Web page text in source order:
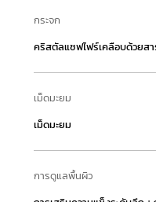
กระจก
คริสตัลแซฟไฟร์เคลือบด้วยส
เม็ดมะยม
เม็ดมะยม
การดูแลพื้นผิว